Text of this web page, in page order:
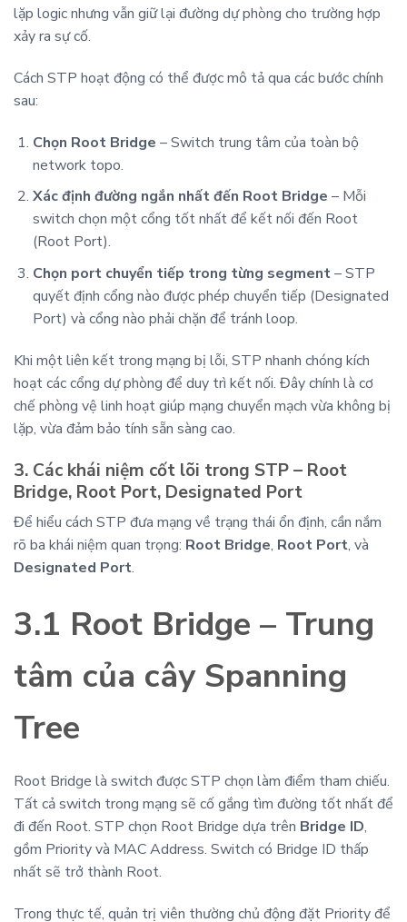
lặp logic nhưng vẫn giữ lại đường dự phòng cho trường hợp
xảy ra sự cố.
Cách STP hoạt động có thể được mô tả qua các bước chính
sau:
Chọn Root Bridge – Switch trung tâm của toàn bộ
network topo.
Xác định đường ngắn nhất đến Root Bridge – Mỗi
switch chọn một cổng tốt nhất để kết nối đến Root
(Root Port).
Chọn port chuyển tiếp trong từng segment– STP
quyết định cổng nào được phép chuyển tiếp (Designated
Port) và cổng nào phải chặn để tránh loop.
Khi một liên kết trong mạng bị lỗi, STP nhanh chóng kích
hoạt các cổng dự phòng để duy trì kết nối. Đây chính là cơ
chế phòng vệ linh hoạt giúp mạng chuyển mạch vừa không bị
lặp, vừa đảm bảo tính sẵn sàng cao.
3. Các khái niệm cốt lõi trong STP – Root
Bridge, Root Port, Designated Port
Để hiểu cách STP đưa mạng về trạng thái ổn định, cần nắm
rõ ba khái niệm quan trọng: Root Bridge, Root Port, và
Designated Port.
3.1 Root Bridge – Trung
tâm của cây Spanning
Tree
Root Bridge là switch được STP chọn làm điểm tham chiếu.
Tất cả switch trong mạng sẽ cố gắng tìm đường tốt nhất để
đi đến Root. STP chọn Root Bridge dựa trên Bridge ID,
gồm Priority và MAC Address. Switch có Bridge ID thấp
nhất sẽ trở thành Root.
Trong thực tế, quản trị viên thường chủ động đặt Priority để